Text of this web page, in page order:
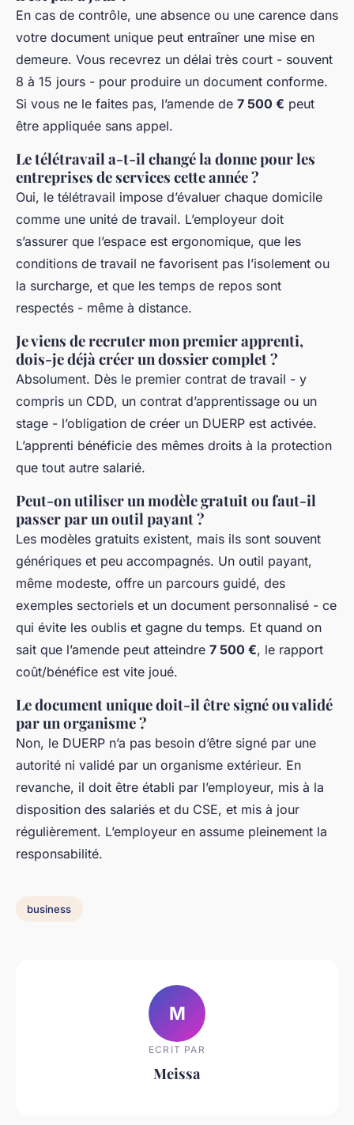
En cas de contrôle, une absence ou une carence dans
votre document unique peut entraîner une mise en
demeure. Vous recevrez un délai très court - souvent
8 à 15 jours - pour produire un document conforme.
Si vous ne le faites pas, l’amende de 7 500 € peut
être appliquée sans appel.
Le télétravail a-t-il changé la donne pour les
entreprises de services cette année ?
Oui, le télétravail impose d’évaluer chaque domicile
comme une unité de travail. L’employeur doit
s’assurer que l’espace est ergonomique, que les
conditions de travail ne favorisent pas l’isolement ou
la surcharge, et que les temps de repos sont
respectés - même à distance.
Je viens de recruter mon premier apprenti,
dois-je déjà créer un dossier complet ?
Absolument. Dès le premier contrat de travail - y
compris un CDD, un contrat d’apprentissage ou un
stage - l’obligation de créer un DUERP est activée.
L’apprenti bénéficie des mêmes droits à la protection
que tout autre salarié.
Peut-on utiliser un modèle gratuit ou faut-il
passer par un outil payant ?
Les modèles gratuits existent, mais ils sont souvent
génériques et peu accompagnés. Un outil payant,
même modeste, offre un parcours guidé, des
exemples sectoriels et un document personnalisé - ce
qui évite les oublis et gagne du temps. Et quand on
sait que l’amende peut atteindre 7 500 €, le rapport
coût/bénéfice est vite joué.
Le document unique doit-il être signé ou validé
par un organisme ?
Non, le DUERP n’a pas besoin d’être signé par une
autorité ni validé par un organisme extérieur. En
revanche, il doit être établi par l’employeur, mis à la
disposition des salariés et du CSE, et mis à jour
régulièrement. L’employeur en assume pleinement la
responsabilité.
business
M
ECRIT PAR
Meissa